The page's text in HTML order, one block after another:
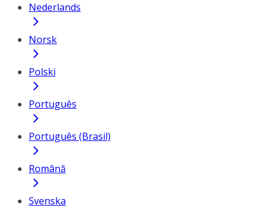
Nederlands
Norsk
Polski
Português
Português (Brasil)
Română
Svenska